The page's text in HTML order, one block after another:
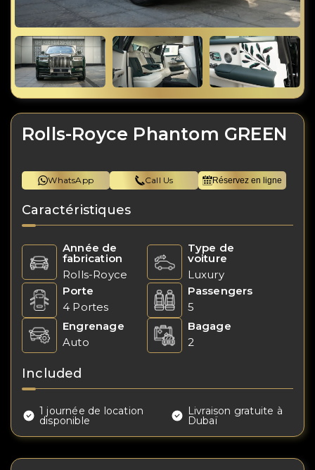
Rolls-Royce Phantom GREEN
WhatsApp Call Us Réservez en ligne
Caractéristiques
Année de
fabrication
Rolls-Royce
Type de
voiture
Luxury
Porte
4 Portes
Passengers
5
Engrenage
Auto
Bagage
2
Included
1 journée de location
disponible
Livraison gratuite à
Dubaï